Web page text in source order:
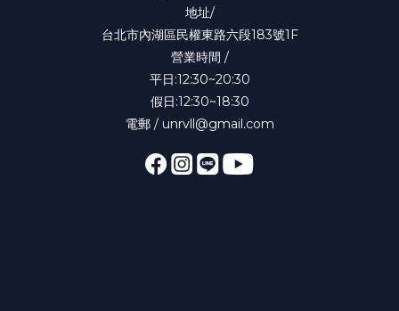
地址/
台北市內湖區民權東路六段183號1F
營業時間 /
平日:12:30~20:30
假日:12:30~18:30
電郵 / unrvll@gmail.com